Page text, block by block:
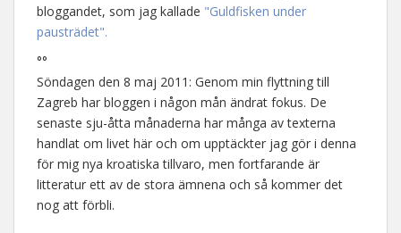
bloggandet, som jag kallade "Guldfisken under
pausträdet".
°°
Söndagen den 8 maj 2011: Genom min flyttning till
Zagreb har bloggen i någon mån ändrat fokus. De
senaste sju-åtta månaderna har många av texterna
handlat om livet här och om upptäckter jag gör i denna
för mig nya kroatiska tillvaro, men fortfarande är
litteratur ett av de stora ämnena och så kommer det
nog att förbli.